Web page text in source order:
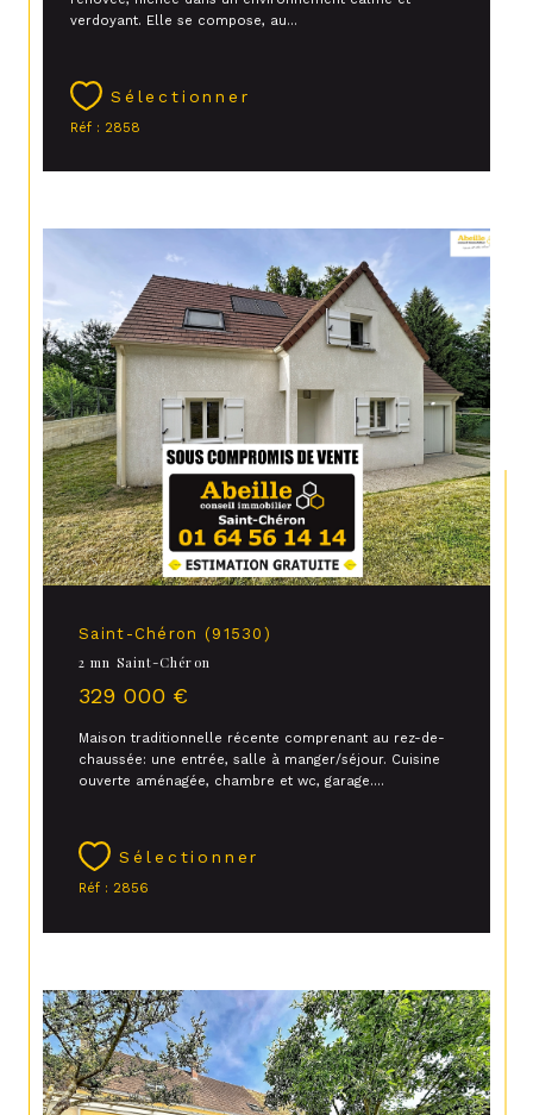
verdoyant. Elle se compose, au...
Sélectionner
Réf : 2858
Saint-Chéron (91530)
2 mn Saint-Chéron
329 000 €
Maison traditionnelle récente comprenant au rez-de-
chaussée: une entrée, salle à manger/séjour. Cuisine
ouverte aménagée, chambre et wc, garage....
Sélectionner
Réf : 2856